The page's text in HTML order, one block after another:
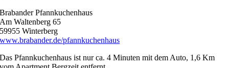
Brabander Pfannkuchenhaus
Am Waltenberg 65
59955 Winterberg
www.brabander.de/pfannkuchenhaus
Das Pfannkuchenhaus ist nur ca. 4 Minuten mit dem Auto, 1,6 Km